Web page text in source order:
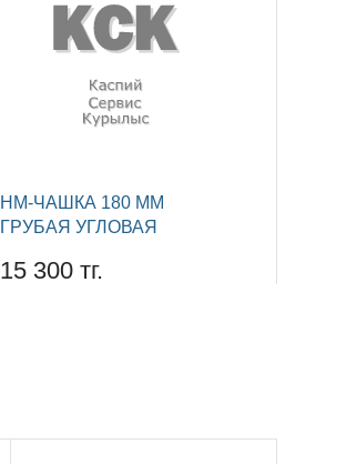
НМ-ЧАШКА 180 ММ
ГРУБАЯ УГЛОВАЯ
15 300 тг.